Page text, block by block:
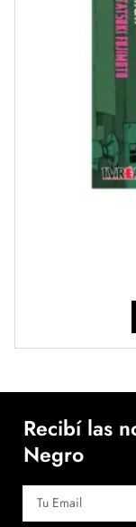
Recibí las
Negro